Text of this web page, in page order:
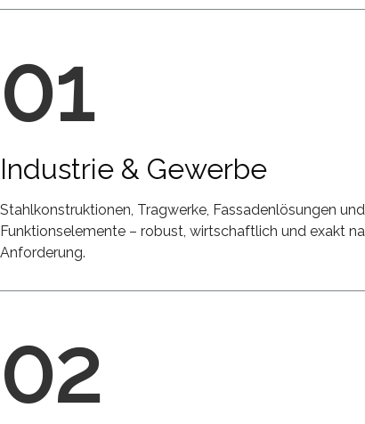
01
Industrie & Gewerbe
Stahlkonstruktionen, Tragwerke, Fassadenlösungen und
Funktionselemente – robust, wirtschaftlich und exakt
Anforderung.
02